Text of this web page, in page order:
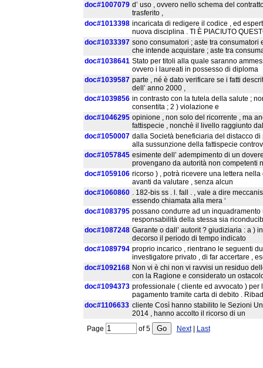
doc#1007079 d’ uso , ovvero nello schema del
trasferito ,
doc#1013398 incaricata di redigere il codice , ed
nuova disciplina . TI È PIACIUTO
doc#1033397 sono consumatori ; aste tra
che intende acquistare ; aste tra
doc#1038641 Stato per titoli alla quale saranno
ovvero i laureati in possesso di diploma
doc#1039587 parte , né è dato verificare se i fatti
dell’ anno 2000 ,
doc#1039856 in contrasto con la tutela della salute ;
consentita ; 2 ) violazione e
doc#1046295 opinione , non solo del ricorrente , ma
fattispecie , nonchè il livello raggiunto
doc#1050007 dalla Società beneficiaria del distacco
alla sussunzione della fattispecie
doc#1057845 esimente dell’ adempimento di un
provengano da autorità non competenti
doc#1059106 ricorso ) , potrà ricevere una lettera
avanti da valutare , senza alcun
doc#1060860 . 182-bis ss . l. fall . , vale a dire
essendo chiamata alla mera ‘
doc#1083795 possano condurre ad un
responsabilità della stessa sia
doc#1087248 Garante o dall’ autorit ? giudiziaria : a )
decorso il periodo di tempo indicato
doc#1089794 proprio incarico , rientrano le seguenti
investigatore privato , di far accertare ,
doc#1092168 Non vi è chi non vi ravvisi un residuo
con la Ragione e considerato un
doc#1094373 professionale ( cliente ed avvocato )
pagamento tramite carta di debito .
doc#1106633 cliente Così hanno stabilito le Sezioni
2014 , hanno accolto il ricorso di un
Page
of5 Next| Last